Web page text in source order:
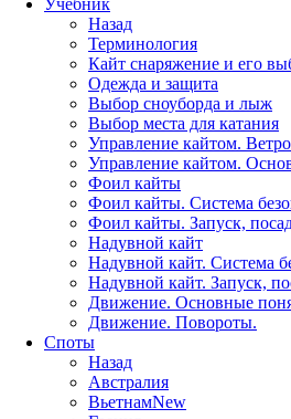
Учебник
Назад
Терминология
Кайт снаряжение и его
Одежда и защита
Выбор сноуборда и лыж
Выбор места для катания
Управление кайтом.
Управление кайтом.
Фоил кайты
Фоил кайты. Система
Фоил кайты. Запуск,
Надувной кайт
Надувной кайт. Система
Надувной кайт. Запуск,
Движение. Основные
Движение. Повороты.
Споты
Назад
Австралия
ВьетнамNew